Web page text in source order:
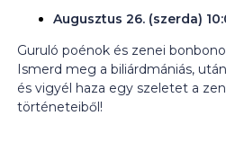
Augusztus 26. (szerda)
Guruló poénok és zenei
Ismerd meg a biliárdmániás,
és vigyél haza egy szeletet a
történeteiből!